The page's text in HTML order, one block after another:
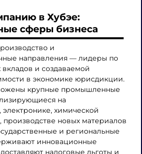
в Хубэе:
сферы бизнеса
и
направления — лидеры по
и создаваемой
в экономике юрисдикции.
крупные промышленные
на
химической
новых материалов
и региональные
инновационные
налоговые льготы и